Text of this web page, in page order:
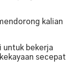
kalian
untuk bekerja
secepat